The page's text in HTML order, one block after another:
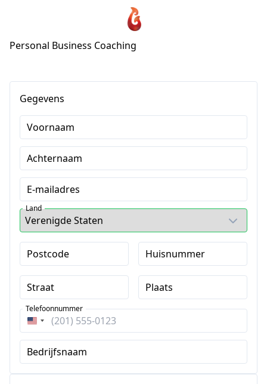
Personal Business Coaching
Gegevens
Voornaam
Achternaam
E-mailadres
Land
Postcode Huisnummer
Straat Plaats
Verenigde
Staten
+1
Telefoonnummer
Bedrijfsnaam